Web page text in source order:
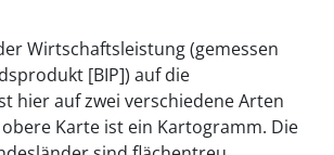
Wirtschaftsleistung (gemessen
[BIP]) auf die
hier auf zwei verschiedene Arten
Karte ist ein Kartogramm. Die